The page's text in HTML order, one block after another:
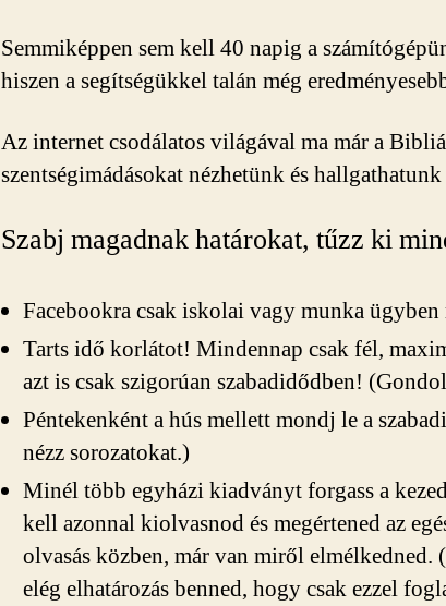
Semmiképpen sem kell 40 napig a
hiszen a segítségükkel talán még
Az internet csodálatos világával ma már a
szentségimádásokat nézhetünk és
Szabj magadnak határokat, tűzz ki
Facebookra csak iskolai vagy munka
Tarts idő korlátot! Mindennap csak fél,
azt is csak szigorúan szabadidődben!
Péntekenként a hús mellett mondj le a
nézz sorozatokat.)
Minél több egyházi kiadványt forgass a
kell azonnal kiolvasnod és megértened az
olvasás közben, már van miről elmélkedned.
elég elhatározás benned, hogy csak ezzel